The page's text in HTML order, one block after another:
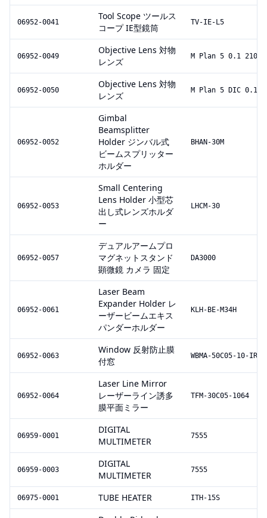
06952-0041
Tool Scope ツールス
コープ IE型鏡筒
TV-IE-L5
06952-0049
Objective Lens 対物
レンズ
M Plan 5 0.1 210/0
06952-0050
Objective Lens 対物
レンズ
M Plan 5 DIC 0.1
06952-0052
Gimbal
Beamsplitter
Holder ジンバル式
ビームスプリッター
ホルダー
BHAN-30M
06952-0053
Small Centering
Lens Holder 小型芯
出し式レンズホルダ
ー
LHCM-30
06952-0057
デュアルアームプロ
マグネットスタンド
顕微鏡 カメラ 固定
DA3000
06952-0061
Laser Beam
Expander Holder レ
ーザービームエキス
パンダーホルダー
KLH-BE-M34H
06952-0063
Window 反射防止膜
付窓
WBMA-50C05-10-IR1
06952-0064
Laser Line Mirror
レーザーライン誘多
膜平面ミラー
TFM-30C05-1064
06959-0001
DIGITAL
MULTIMETER
7555
06959-0003
DIGITAL
MULTIMETER
7555
06975-0001 TUBE HEATER ITH-15S